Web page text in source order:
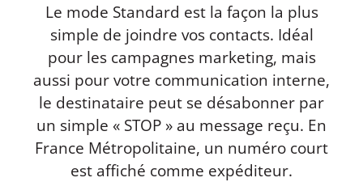
Le mode Standard est la façon la plus
simple de joindre vos contacts. Idéal
pour les campagnes marketing, mais
aussi pour votre communication interne,
le destinataire peut se désabonner par
un simple « STOP » au message reçu. En
France Métropolitaine, un numéro court
est affiché comme expéditeur.